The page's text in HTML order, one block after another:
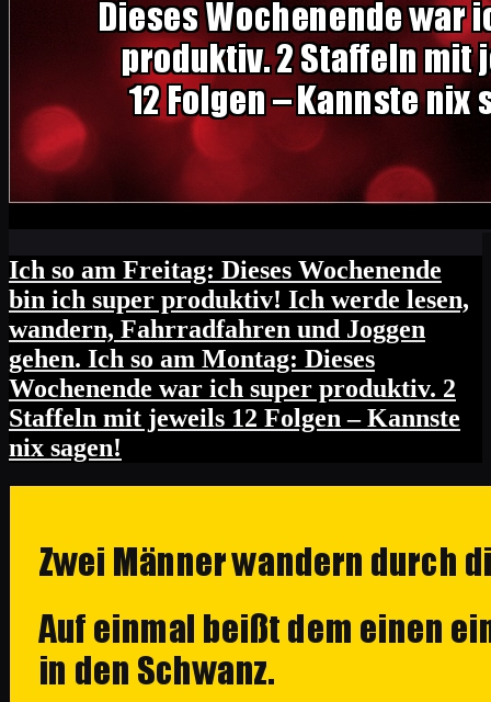
Ich so am Freitag: Dieses Wochenende
bin ich super produktiv! Ich werde lesen,
wandern, Fahrradfahren und Joggen
gehen. Ich so am Montag: Dieses
Wochenende war ich super produktiv. 2
Staffeln mit jeweils 12 Folgen – Kannste
nix sagen!